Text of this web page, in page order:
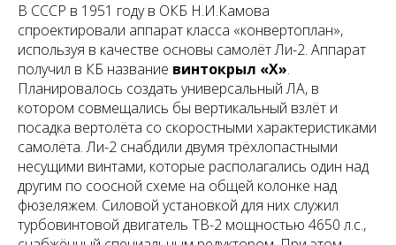
В СССР в 1951 году в ОКБ Н.И.Камова
спроектировали аппарат класса «конвертоплан»,
используя в качестве основы самолёт Ли-2. Аппарат
получил в КБ название винтокрыл «Х».
Планировалось создать универсальный ЛА, в
котором совмещались бы вертикальный взлёт и
посадка вертолёта со скоростными характеристиками
самолёта. Ли-2 снабдили двумя трёхлопастными
несущими винтами, которые располагались один над
другим по соосной схеме на общей колонке над
фюзеляжем. Силовой установкой для них служил
турбовинтовой двигатель ТВ-2 мощностью 4650 л.с.,